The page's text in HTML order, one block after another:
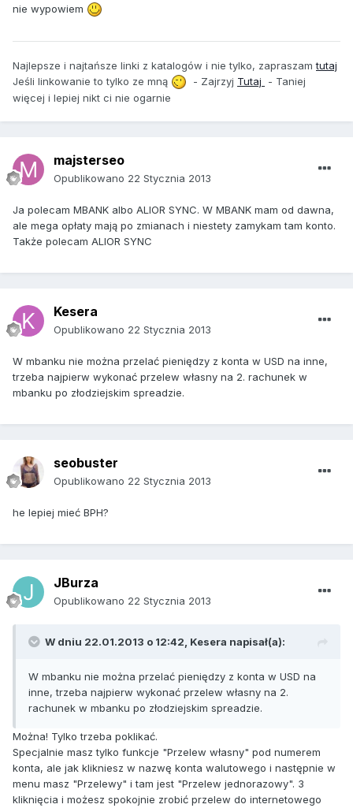
nie wypowiem
Najlepsze i najtańsze linki z katalogów i nie tylko, zapraszamtutaj
Jeśli linkowanie to tylko ze mną
- Zajrzyj Tutaj
- Taniej
więcej i lepiej nikt ci nie ogarnie
majsterseo
Opublikowano 22 Stycznia 2013
Ja polecam MBANK albo ALIOR SYNC. W MBANK mam od dawna,
ale mega opłaty mają po zmianach i niestety zamykam tam konto.
Także polecam ALIOR SYNC
Kesera
Opublikowano 22 Stycznia 2013
W mbanku nie można przelać pieniędzy z konta w USD na inne,
trzeba najpierw wykonać przelew własny na 2. rachunek w
mbanku po złodziejskim spreadzie.
seobuster
Opublikowano 22 Stycznia 2013
he lepiej mieć BPH?
JBurza
Opublikowano 22 Stycznia 2013
W dniu 22.01.2013 o 12:42, Kesera napisał(a):
W mbanku nie można przelać pieniędzy z konta w USD na
inne, trzeba najpierw wykonać przelew własny na 2.
rachunek w mbanku po złodziejskim spreadzie.
Można! Tylko trzeba poklikać.
Specjalnie masz tylko funkcje "Przelew własny" pod numerem
konta, ale jak klikniesz w nazwę konta walutowego i następnie w
menu masz "Przelewy" i tam jest "Przelew jednorazowy". 3
kliknięcia i możesz spokojnie zrobić przelew do internetowego